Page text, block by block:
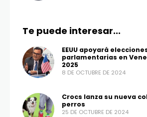
Te puede interesar...
EEUU apoyará
parlamentarias en
2025
8 DE OCTUBRE DE 2024
Crocs lanza su nueva
perros
25 DE OCTUBRE DE 2024